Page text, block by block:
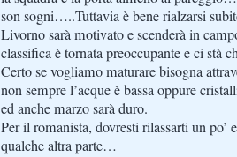
son sogni…..Tuttavia è bene rialzarsi
Livorno sarà motivato e scenderà in
classifica è tornata preoccupante e ci stà
Certo se vogliamo maturare bisogna
non sempre l’acque è bassa oppure
ed anche marzo sarà duro.
Per il romanista, dovresti rilassarti un po’
qualche altra parte…